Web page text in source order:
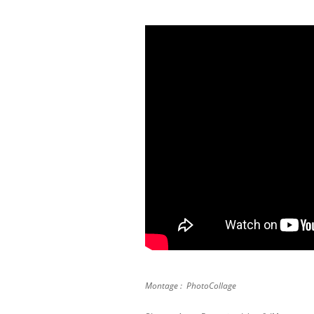
Montage : PhotoCollage